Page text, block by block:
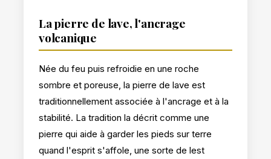
La pierre de lave, l'ancrage
volcanique
Née du feu puis refroidie en une roche
sombre et poreuse, la pierre de lave est
traditionnellement associée à l'ancrage et à la
stabilité. La tradition la décrit comme une
pierre qui aide à garder les pieds sur terre
quand l'esprit s'affole, une sorte de lest